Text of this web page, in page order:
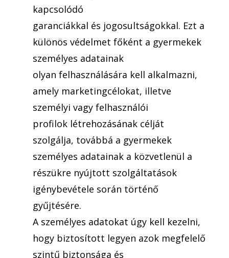
kapcsolódó
garanciákkal és jogosultságokkal. Ezt a
különös védelmet főként a gyermekek
személyes adatainak
olyan felhasználására kell alkalmazni,
amely marketingcélokat, illetve
személyi vagy felhasználói
profilok létrehozásának célját
szolgálja, továbbá a gyermekek
személyes adatainak a közvetlenül a
részükre nyújtott szolgáltatások
igénybevétele során történő
gyűjtésére.
A személyes adatokat úgy kell kezelni,
hogy biztosított legyen azok megfelelő
szintű biztonsága és